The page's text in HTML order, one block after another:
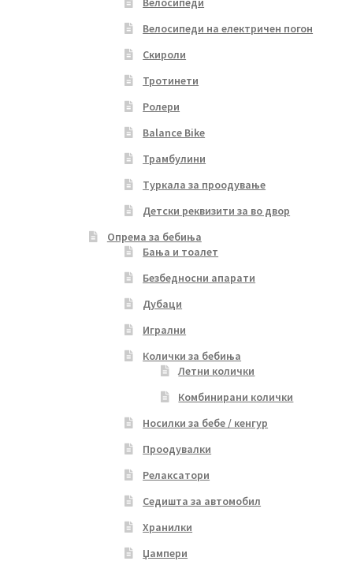
Велосипеди на електричен погон
Скироли
Тротинети
Ролери
Balance Bike
Трамбулини
Туркала за проодување
Детски реквизити за во двор
Опрема за бебиња
Бања и тоалет
Безбедносни апарати
Дубаци
Игрални
Колички за бебиња
Летни колички
Комбинирани колички
Носилки за бебе / кенгур
Проодувалки
Релаксатори
Седишта за автомобил
Хранилки
Џампери